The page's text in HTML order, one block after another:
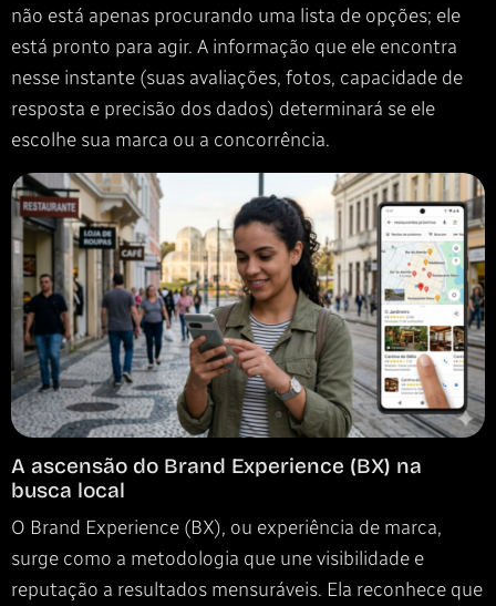
não está apenas procurando uma lista de opções; ele
está pronto para agir. A informação que ele encontra
nesse instante (suas avaliações, fotos, capacidade de
resposta e precisão dos dados) determinará se ele
escolhe sua marca ou a concorrência.
A ascensão do Brand Experience (BX) na
busca local
O Brand Experience (BX), ou experiência de marca,
surge como a metodologia que une visibilidade e
reputação a resultados mensuráveis. Ela reconhece que